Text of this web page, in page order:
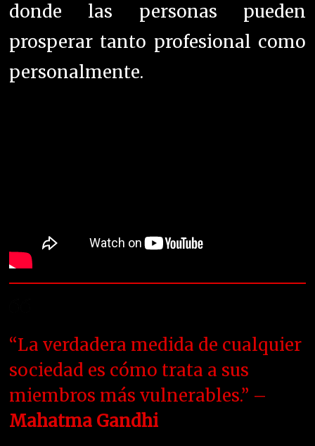
donde las personas pueden
prosperar tanto profesional como
personalmente.
“La verdadera medida de cualquier
sociedad es cómo trata a sus
miembros más vulnerables.” –
Mahatma Gandhi